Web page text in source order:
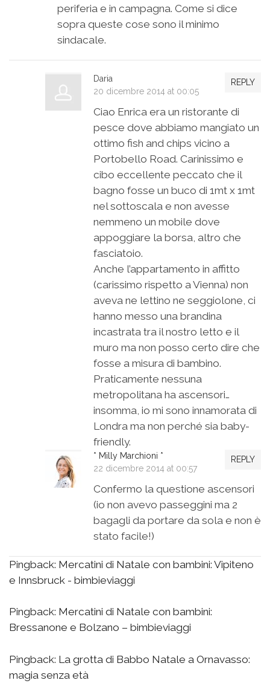
periferia e in campagna. Come si dice
sopra queste cose sono il minimo
sindacale.
REPLY
Daria
20 dicembre 2014 at 00:05
Ciao Enrica era un ristorante di
pesce dove abbiamo mangiato un
ottimo fish and chips vicino a
Portobello Road. Carinissimo e
cibo eccellente peccato che il
bagno fosse un buco di 1mt x 1mt
nel sottoscala e non avesse
nemmeno un mobile dove
appoggiare la borsa, altro che
fasciatoio.
Anche l’appartamento in affitto
(carissimo rispetto a Vienna) non
aveva ne lettino ne seggiolone, ci
hanno messo una brandina
incastrata tra il nostro letto e il
muro ma non posso certo dire che
fosse a misura di bambino.
Praticamente nessuna
metropolitana ha ascensori…
insomma, io mi sono innamorata di
Londra ma non perché sia baby-
friendly.
REPLY
* Milly Marchioni *
22 dicembre 2014 at 00:57
Confermo la questione ascensori
(io non avevo passeggini ma 2
bagagli da portare da sola e non è
stato facile!)
Pingback: Mercatini di Natale con bambini: Vipiteno
e Innsbruck - bimbieviaggi
Pingback: Mercatini di Natale con bambini:
Bressanone e Bolzano – bimbieviaggi
Pingback: La grotta di Babbo Natale a Ornavasso:
magia senza età